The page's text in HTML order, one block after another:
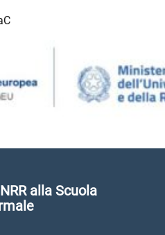
alla Scuola